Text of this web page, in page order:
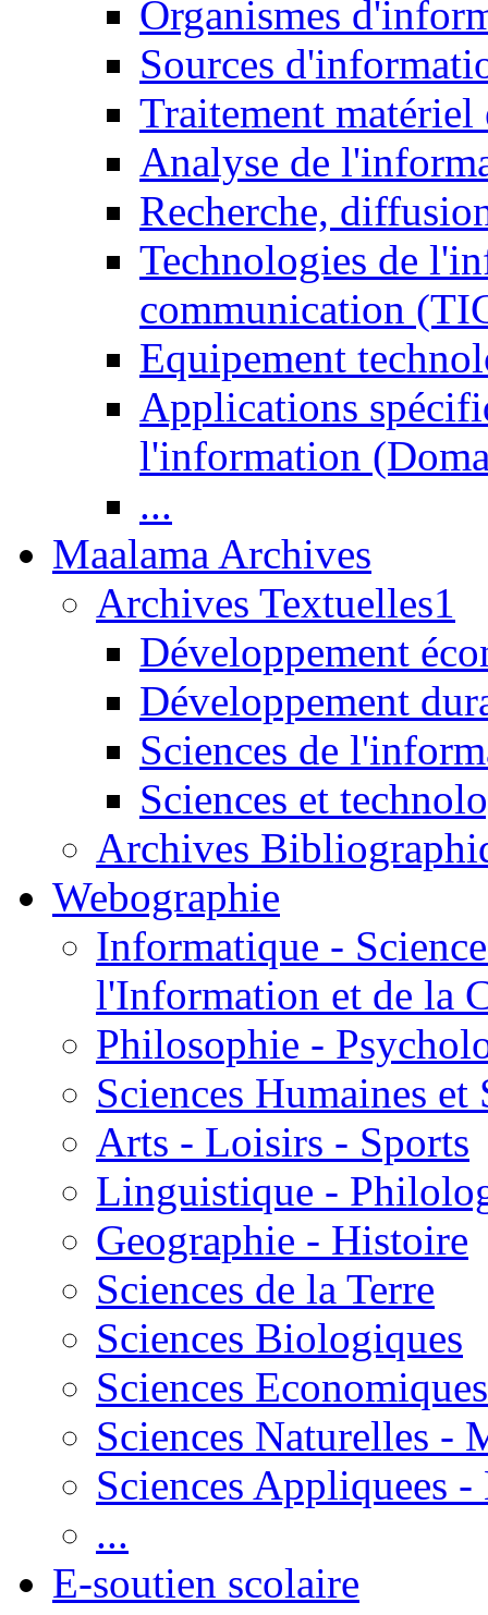
Organismes
Sources
Traitement matériel
Analyse de
Recherche,
Technologies de
communication
Equipement
Applications
l'information
...
Maalama Archives
Archives Textuelles1
Développement
Développement
Sciences de
Sciences et
Archives
Webographie
Informatique -
l'Information et de la
Philosophie -
Sciences Humaines et
Arts - Loisirs - Sports
Linguistique -
Geographie - Histoire
Sciences de la Terre
Sciences Biologiques
Sciences Economiques
Sciences Naturelles -
Sciences Appliquees
...
E-soutien scolaire